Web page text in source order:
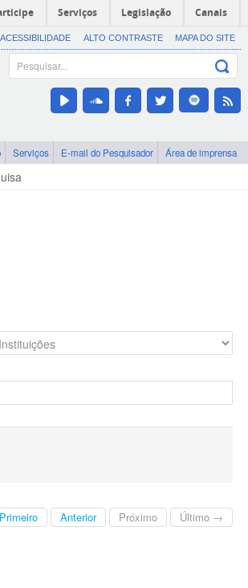
Serviços Legislação Canais
ACESSIBILIDADE ALTO CONTRASTE MAPA DO SITE
Serviços E-mail do Pesquisador Área de imprensa
Anterior Próximo Último →